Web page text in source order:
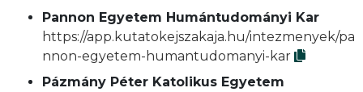
Pannon Egyetem Humántudományi Kar
https://app.kutatokejszakaja.hu/intezmenyek/pa
nnon-egyetem-humantudomanyi-kar
Pázmány Péter Katolikus Egyetem